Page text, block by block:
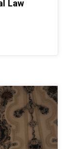
Law